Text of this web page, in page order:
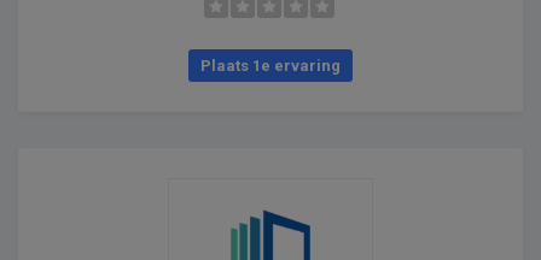
Plaats 1e ervaring